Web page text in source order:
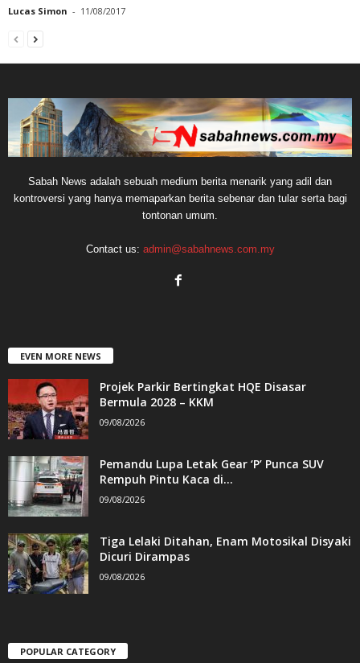
Lucas Simon - 11/08/2017
Sabah News adalah sebuah medium berita menarik yang adil dan
kontroversi yang hanya memaparkan berita sebenar dan tular serta bagi
tontonan umum.
Contact us: admin@sabahnews.com.my
EVEN MORE NEWS
Projek Parkir Bertingkat HQE Disasar
Bermula 2028 – KKM
09/08/2026
Pemandu Lupa Letak Gear ‘P’ Punca SUV
Rempuh Pintu Kaca di...
09/08/2026
Tiga Lelaki Ditahan, Enam Motosikal Disyaki
Dicuri Dirampas
09/08/2026
POPULAR CATEGORY